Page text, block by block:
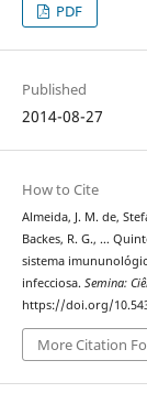
PDF
Published
2014-08-27
How to Cite
Almeida, J. M. de,
Backes, R. G., …
sistema
infecciosa. Semina:
https://doi.org/
More Citation